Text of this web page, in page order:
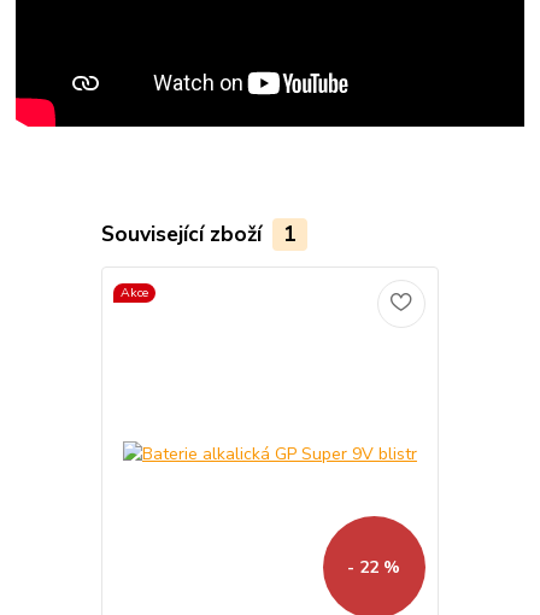
Související zboží 1
Akce
- 22 %